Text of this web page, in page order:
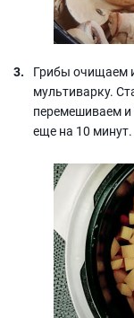
Грибы очищаем
мультиварку.
перемешиваем и
еще на 10 минут.